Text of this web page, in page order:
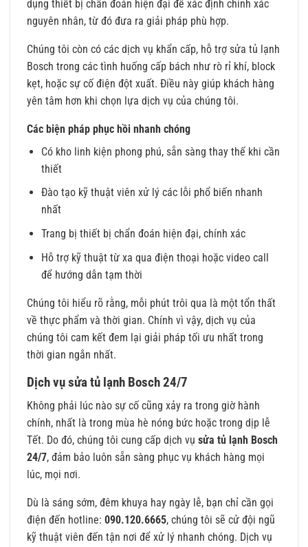
dụng thiết bị chẩn đoán hiện đại để xác định chính xác
nguyên nhân, từ đó đưa ra giải pháp phù hợp.
Chúng tôi còn có các dịch vụ khẩn cấp, hỗ trợ sửa tủ lạnh
Bosch trong các tình huống cấp bách như rò rỉ khí, block
kẹt, hoặc sự cố điện đột xuất. Điều này giúp khách hàng
yên tâm hơn khi chọn lựa dịch vụ của chúng tôi.
Các biện pháp phục hồi nhanh chóng
Có kho linh kiện phong phú, sẵn sàng thay thế khi cần
thiết
Đào tạo kỹ thuật viên xử lý các lỗi phổ biến nhanh
nhất
Trang bị thiết bị chẩn đoán hiện đại, chính xác
Hỗ trợ kỹ thuật từ xa qua điện thoại hoặc video call
để hướng dẫn tạm thời
Chúng tôi hiểu rõ rằng, mỗi phút trôi qua là một tổn thất
về thực phẩm và thời gian. Chính vì vậy, dịch vụ của
chúng tôi cam kết đem lại giải pháp tối ưu nhất trong
thời gian ngắn nhất.
Dịch vụ sửa tủ lạnh Bosch 24/7
Không phải lúc nào sự cố cũng xảy ra trong giờ hành
chính, nhất là trong mùa hè nóng bức hoặc trong dịp lễ
Tết. Do đó, chúng tôi cung cấp dịch vụ sửa tủ lạnh Bosch
24/7, đảm bảo luôn sẵn sàng phục vụ khách hàng mọi
lúc, mọi nơi.
Dù là sáng sớm, đêm khuya hay ngày lễ, bạn chỉ cần gọi
điện đến hotline: 090.120.6665, chúng tôi sẽ cử đội ngũ
kỹ thuật viên đến tận nơi để xử lý nhanh chóng. Dịch vụ